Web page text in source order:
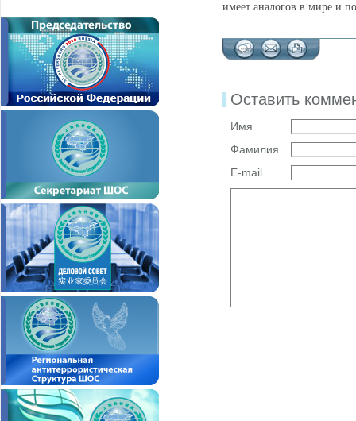
имеет аналогов в мире и
Оставить
Имя
Фамилия
E-mail